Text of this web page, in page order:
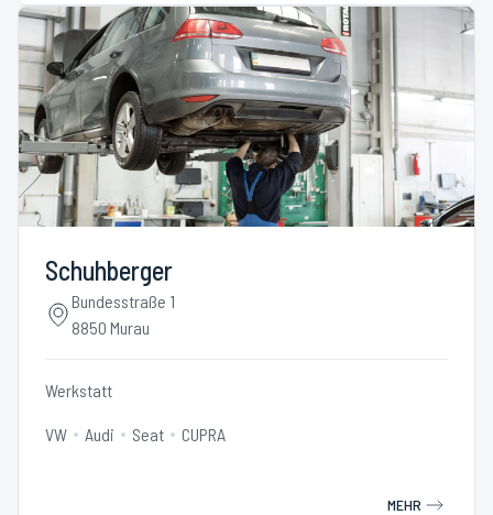
Schuhberger
Bundesstraße 1
8850 Murau
Werkstatt
VW Audi Seat CUPRA
MEHR